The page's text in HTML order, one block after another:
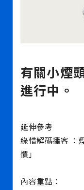
有關小煙
進行中。
延伸參考
綠惜解碼播客 ：
慣」
內容重點：